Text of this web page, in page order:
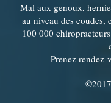
Mal aux genoux,
au niveau des coudes,
100 000
Prenez